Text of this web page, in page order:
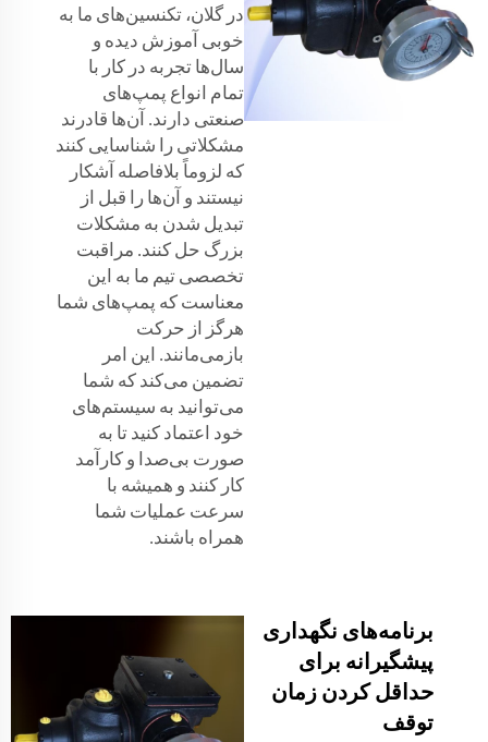
در گلان، تکنسین‌های ما به
خوبی آموزش دیده و
سال‌ها تجربه در کار با
تمام انواع پمپ‌های
صنعتی دارند. آن‌ها قادرند
مشکلاتی را شناسایی کنند
که لزوماً بلافاصله آشکار
نیستند و آن‌ها را قبل از
تبدیل شدن به مشکلات
بزرگ حل کنند. مراقبت
تخصصی تیم ما به این
معناست که پمپ‌های شما
هرگز از حرکت
بازمی‌مانند. این امر
تضمین می‌کند که شما
می‌توانید به سیستم‌های
خود اعتماد کنید تا به
صورت بی‌صدا و کارآمد
کار کنند و همیشه با
سرعت عملیات شما
همراه باشند.
برنامه‌های نگهداری
پیشگیرانه برای
حداقل کردن زمان
توقف